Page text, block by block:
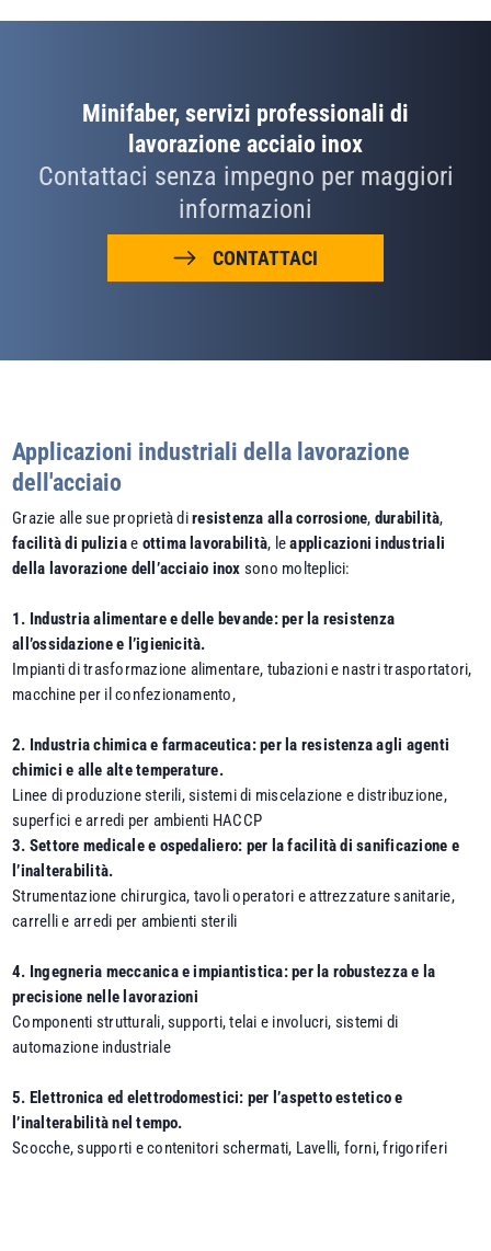
Minifaber, servizi professionali di
lavorazione acciaio inox
Contattaci senza impegno per maggiori
informazioni
CONTATTACI
Applicazioni industriali della lavorazione
dell'acciaio
Grazie alle sue proprietà diresistenza alla corrosione, durabilità,
facilità di puliziae ottima lavorabilità, leapplicazioni industriali
della lavorazione dell’acciaio inox sono molteplici:
1. Industria alimentare e delle bevande: per la resistenza
all’ossidazione e l’igienicità.
Impianti di trasformazione alimentare, tubazioni e nastri trasportatori,
macchine per il confezionamento,
2. Industria chimica e farmaceutica: per la resistenza agli agenti
chimici e alle alte temperature.
Linee di produzione sterili, sistemi di miscelazione e distribuzione,
superfici e arredi per ambienti HACCP
3. Settore medicale e ospedaliero: per la facilità di sanificazione e
l’inalterabilità.
Strumentazione chirurgica, tavoli operatori e attrezzature sanitarie,
carrelli e arredi per ambienti sterili
4. Ingegneria meccanica e impiantistica: per la robustezza e la
precisione nelle lavorazioni
Componenti strutturali, supporti, telai e involucri, sistemi di
automazione industriale
5. Elettronica ed elettrodomestici: per l’aspetto estetico e
l’inalterabilità nel tempo.
Scocche, supporti e contenitori schermati, Lavelli, forni, frigoriferi